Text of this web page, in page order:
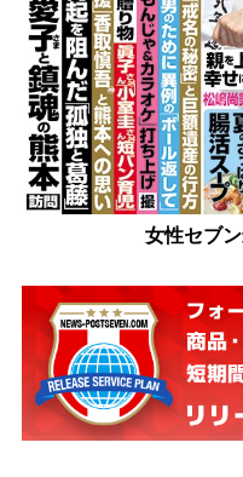
女性セブ